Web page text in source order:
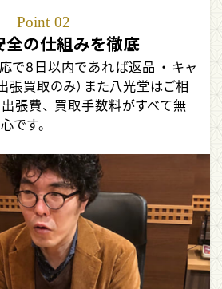
Point 02
全の仕組みを徹底
で8日以内であれば返品 ・ キャ
張買取のみ）また八光堂はご相
出張費、 買取手数料がすべて無
です。